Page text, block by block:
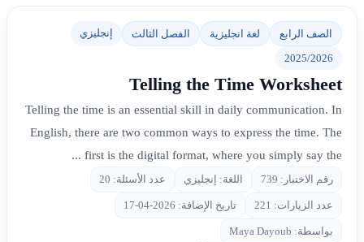
الصف الرابع لغة انجليزية الفصل الثالث إنجليزي
2025/2026
Telling the Time Worksheet
Telling the time is an essential skill in daily communication. In
English, there are two common ways to express the time. The
first is the digital format, where you simply say the ...
رقم الاختبار: 739 اللغة: إنجليزي عدد الأسئلة: 20
عدد الزيارات: 221 تاريخ الإضافة: 2026-04-17
بواسطة: Maya Dayoub